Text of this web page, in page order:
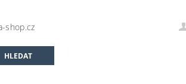
shop.cz